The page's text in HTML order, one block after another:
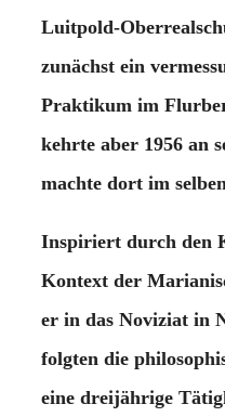
Luitpold-
zunächst ein
Praktikum im
kehrte aber 1956 an
machte dort im
Inspiriert durch den
Kontext der
er in das Noviziat in
folgten die
eine dreijährige